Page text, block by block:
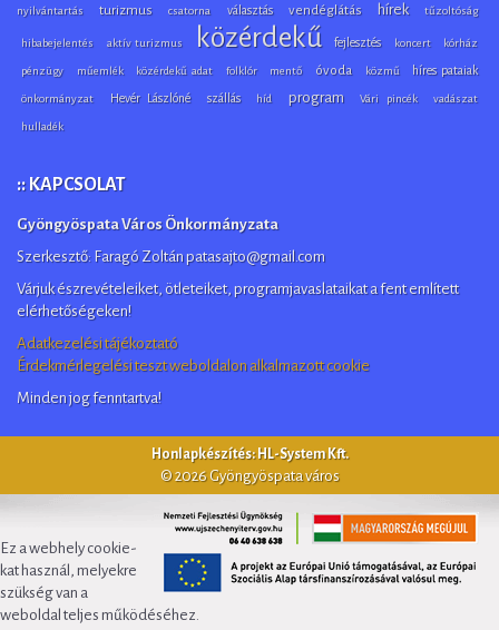
nyilvántartás turizmus csatorna választás vendéglátás hírek tűzoltóság
hibabejelentés aktív turizmus közérdekű fejlesztés koncert kórház
pénzügy műemlék közérdekű adat folklór mentő óvoda közmű híres pataiak
önkormányzat Hevér Lászlóné szállás híd program Vári pincék vadászat
hulladék
:: KAPCSOLAT
Gyöngyöspata Város Önkormányzata
Szerkesztő: Faragó Zoltán patasajto@gmail.com
Várjuk észrevételeiket, ötleteiket, programjavaslataikat a fent említett
elérhetőségeken!
Adatkezelési tájékoztató
Érdekmérlegelési teszt weboldalon alkalmazott cookie
Minden jog fenntartva!
Honlapkészítés: HL-System Kft.
© 2026 Gyöngyöspata város
Ez a webhely cookie-
kat használ, melyekre
szükség van a
weboldal teljes működéséhez.